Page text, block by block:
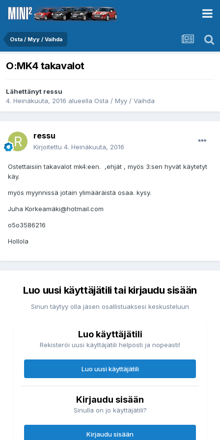
Osta / Myy / Vaihda
O:MK4 takavalot
Lähettänyt ressu
4. Heinäkuuta, 2016 alueella Osta / Myy / Vaihda
ressu
Kirjoitettu 4. Heinäkuuta, 2016
Ostettaisiin takavalot mk4:een. ,ehjät , myös 3:sen hyvät käytetyt
käy.
myös myynnissä jotain ylimääräistä osaa. kysy.
Juha Korkeamäki@hotmail.com
o5o3586216
Hollola
Luo uusi käyttäjätili tai kirjaudu sisään
Sinun täytyy olla jäsen osallistuaksesi keskusteluun
Luo käyttäjätili
Rekisteröi uusi käyttäjätili helposti ja nopeasti!
Luo uusi käyttäjätili
Kirjaudu sisään
Sinulla on jo käyttäjätili?
Kirjaudu sisään